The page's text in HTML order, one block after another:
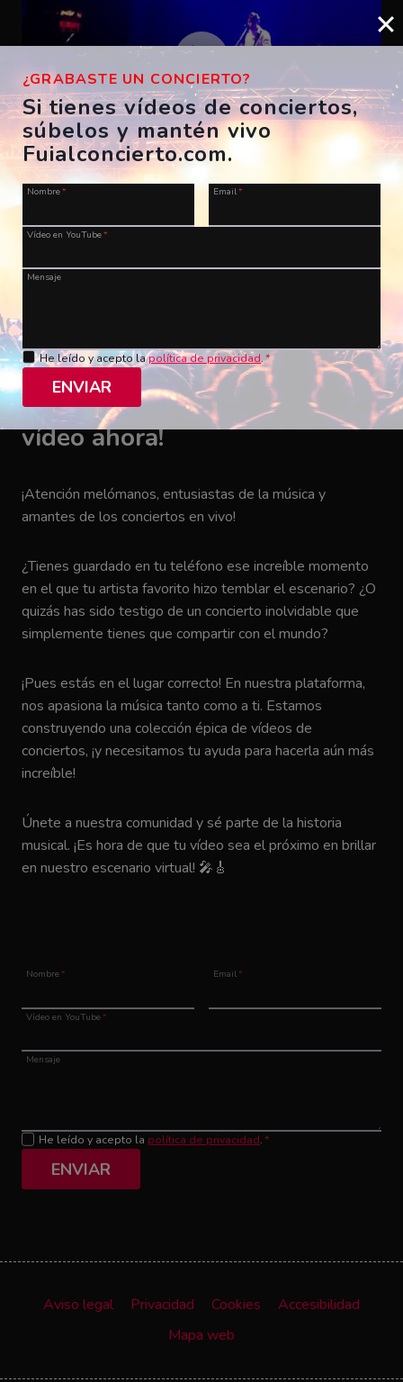
Arctic Monkeys – A View From The Afternoon
USA, Detroit, Joe Louis Arena
03/03/2012
¡Haz historia musical! ¡Envía tu
vídeo ahora!
¡Atención melómanos, entusiastas de la música y
amantes de los conciertos en vivo!
¿Tienes guardado en tu teléfono ese increíble momento
en el que tu artista favorito hizo temblar el escenario? ¿O
quizás has sido testigo de un concierto inolvidable que
simplemente tienes que compartir con el mundo?
¡Pues estás en el lugar correcto! En nuestra plataforma,
nos apasiona la música tanto como a ti. Estamos
construyendo una colección épica de vídeos de
conciertos, ¡y necesitamos tu ayuda para hacerla aún más
increíble!
Únete a nuestra comunidad y sé parte de la historia
musical. ¡Es hora de que tu vídeo sea el próximo en brillar
en nuestro escenario virtual! 🎤🎸
Nombre* Email*
Vídeo en YouTube*
Mensaje
He leído y acepto la política de privacidad. *
ENVIAR
Aviso legal Privacidad Cookies
Accesibilidad
Mapa web
¿GRABASTE UN CONCIERTO?
Si tienes vídeos de conciertos,
súbelos y mantén vivo
Fuialconcierto.com.
Nombre* Email*
Vídeo en YouTube*
Mensaje
He leído y acepto lapolítica de privacidad.*
ENVIAR